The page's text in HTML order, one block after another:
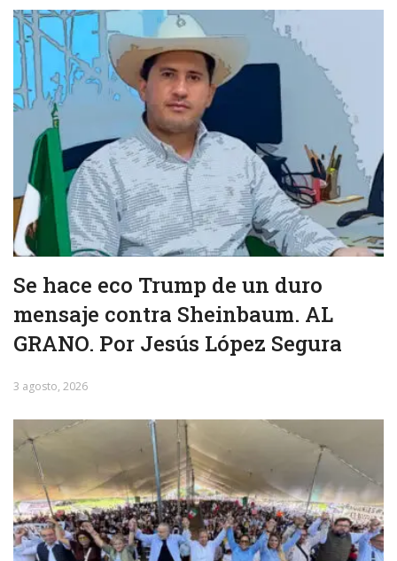
Se hace eco Trump de un duro
mensaje contra Sheinbaum. AL
GRANO. Por Jesús López Segura
3 agosto, 2026